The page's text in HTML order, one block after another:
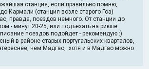
станция, если правильно помню,
Кармали (станция возле старого Гоа)
правда, поездов немного. От станции до
- минут 20-25, или подъехать на рикше
поездов подойдет - рекомендую :)
в районе старых португальских кварталов,
чем Мадгао, хотя и в Мадгао можно